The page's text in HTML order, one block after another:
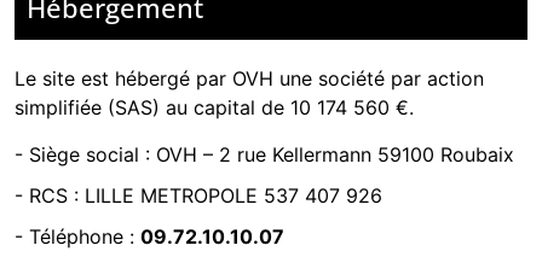
Le site est hébergé par OVH une société par action
simplifiée (SAS) au capital de 10 174 560 €.
- Siège social : OVH – 2 rue Kellermann 59100 Roubaix
- RCS : LILLE METROPOLE 537 407 926
- Téléphone : 09.72.10.10.07